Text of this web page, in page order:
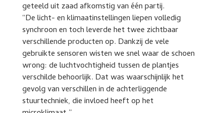
geteeld uit zaad afkomstig van één partij.
“De licht- en klimaatinstellingen liepen volledig
synchroon en toch leverde het twee zichtbaar
verschillende producten op. Dankzij de vele
gebruikte sensoren wisten we snel waar de schoen
wrong: de luchtvochtigheid tussen de plantjes
verschilde behoorlijk. Dat was waarschijnlijk het
gevolg van verschillen in de achterliggende
stuurtechniek, die invloed heeft op het